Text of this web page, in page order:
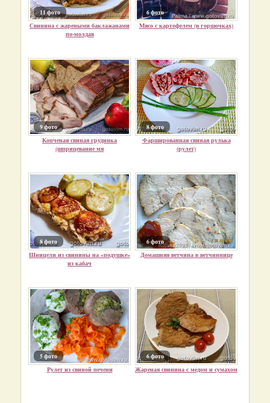
11 фото
Свинина с жареными баклажанами
по-молдав
6 фото
Мясо с картофелем (в горшочках)
9 фото
Копченая свиная грудинка
(шприцевание мя
8 фото
Фаршированная свиная рулька
(рулет)
8 фото
Шницели из свинины на «подушке»
из кабач
6 фото
Домашняя ветчина в ветчиннице
5 фото
Рулет из свиной печени
6 фото
Жареная свинина с медом и сумахом